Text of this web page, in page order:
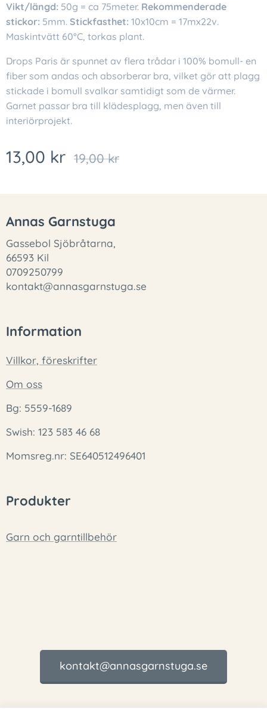
Vikt/längd: 50g = ca 75meter. Rekommenderade
stickor: 5mm. Stickfasthet: 10x10cm = 17mx22v.
Maskintvätt 60°C, torkas plant.
Drops Paris är spunnet av flera trådar i 100% bomull- en
fiber som andas och absorberar bra, vilket gör att plagg
stickade i bomull svalkar samtidigt som de värmer.
Garnet passar bra till klädesplagg, men även till
interiörprojekt.
13,00 kr 19,00kr
Annas Garnstuga
Gassebol Sjöbråtarna,
66593 Kil
0709250799
kontakt@annasgarnstuga.se
Information
Villkor, föreskrifter
Om oss
Bg: 5559-1689
Swish: 123 583 46 68
Momsreg.nr: SE640512496401
Produkter
Garn och garntillbehör
kontakt@annasgarnstuga.se